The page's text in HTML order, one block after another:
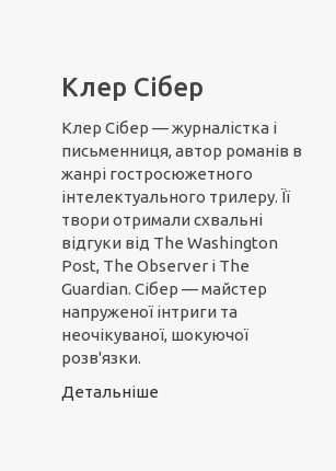
Клер Сібер
Клер Сібер — журналістка і
письменниця, автор романів в
жанрі гостросюжетного
інтелектуального трилеру. Її
твори отримали схвальні
відгуки від The Washington
Post, The Observer і The
Guardian. Сібер — майстер
напруженої інтриги та
неочікуваної, шокуючої
розв'язки.
Детальніше